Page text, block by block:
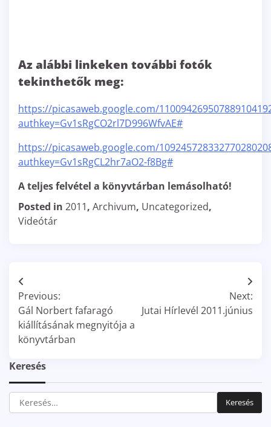
Az alábbi linkeken további fotók
tekinthetők meg:
https://picasaweb.google.com/
authkey=Gv1sRgCO2rl7D996WfvAE#
https://picasaweb.google.com/
authkey=Gv1sRgCL2hr7aO2-f8Bg#
A teljes felvétel a könyvtárban lemásolható!
Posted in 2011, Archivum, Uncategorized,
Videótár
Bejegyzés
navigáció
Previous:
Gál Norbert fafaragó
kiállításának megnyitója a
könyvtárban
Next:
Jutai Hírlevél 2011.június
Keresés
Keresés: